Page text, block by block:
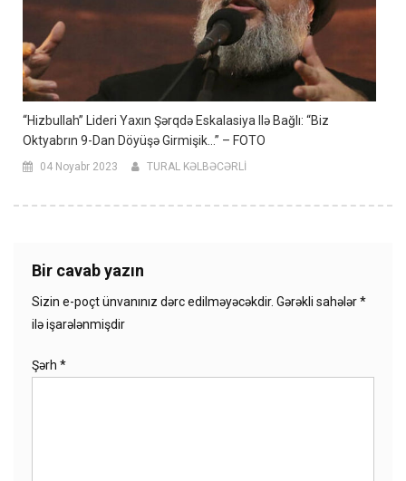
“Hizbullah” Lideri Yaxın Şərqdə Eskalasiya Ilə Bağlı: “Biz
Oktyabrın 9-Dan Döyüşə Girmişik…” – FOTO
04 Noyabr 2023 TURAL KƏLBƏCƏRLİ
Bir cavab yazın
Sizin e-poçt ünvanınız dərc edilməyəcəkdir. Gərəkli sahələr*
ilə işarələnmişdir
Şərh *